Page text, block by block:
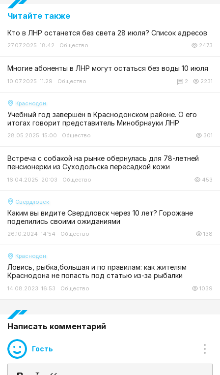
Читайте также
Кто в ЛНР останется без света 28 июля? Список адресов
27.07.2025 18:42 Общество 2473
Многие абоненты в ЛНР могут остаться без воды 10 июля
10.07.2025 11:29 Общество 2 2231
Краснодон
Учебный год завершён в Краснодонском районе. О его
итогах говорит представитель Минобрнауки ЛНР
28.05.2025 15:00 Общество 301
Встреча с собакой на рынке обернулась для 78-летней
пенсионерки из Суходольска пересадкой кожи
16.04.2025 20:03 Общество 453
Свердловск
Каким вы видите Свердловск через 10 лет? Горожане
поделились своими ожиданиями
26.10.2024 14:54 Общество 138
Краснодон
Ловись, рыбка,большая и по правилам: как жителям
Краснодона не попасть под статью из-за рыбалки
14.08.2023 16:53 Общество 1039
Написать комментарий
Гость